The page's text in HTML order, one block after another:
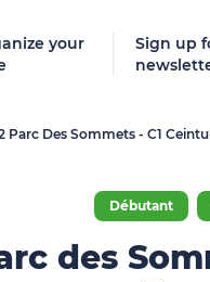
your
Sign up
Parc Des Sommets - C1
Débutant
des